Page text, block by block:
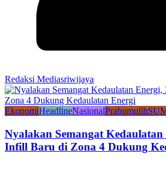
Redaksi Mediasriwijaya
EkonomiHeadlineNasionalPrabumulih
Nyalakan Semangat
Infill Baru di Zona 4 Dukung